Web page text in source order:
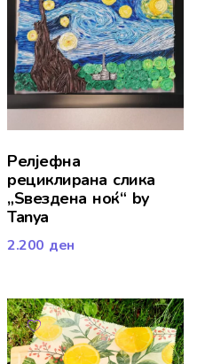
Релјефна
рециклирана слика
„Ѕвездена ноќ“ by
Tanya
2.200 ден